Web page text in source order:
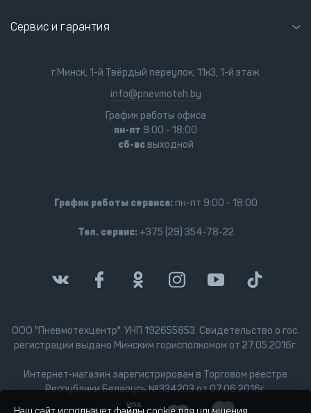
Сервис и гарантия
ООО "Пневмотехцентр". УНП 192655853. Свидетельство о гос.
регистрации выдано Минским горисполкомом от 27.05.2016г.
Интернет-магазин зарегистрирован в Торговом реестре
Республики Беларусь №334203 от 07.06.2016г.
г.Минск, 1-й Твёрдый переулок, 11к3, 1-й этаж
info@pnevmoteh.by
График работы офиса
пн-пт 9:00 - 18:00
сб-всвыходной
График работы сервиса:пн-пт 9:00 - 18:00
Тел. сервис:+375 (29) 354-78-22